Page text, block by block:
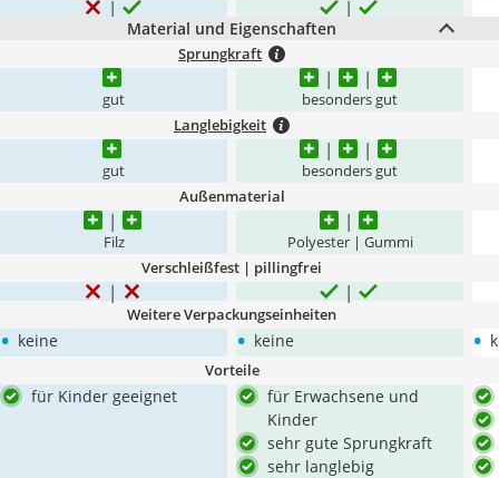
Material und Eigenschaften
Sprungkraft
gut besonders gut
Langlebigkeit
gut besonders gut
Außenmaterial
Filz Polyester | Gummi
Verschleißfest | pillingfrei
Weitere Verpackungseinheiten
• keine • keine •
Vorteile
für Kinder geeignet
für Erwachsene und
Kinder
sehr gute Sprungkraft
sehr langlebig